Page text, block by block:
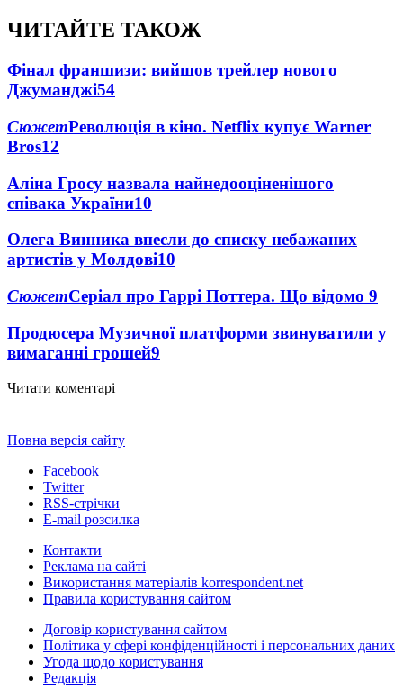
ЧИТАЙТЕ ТАКОЖ
Фінал франшизи: вийшов трейлер нового
Джуманджі54
СюжетРеволюція в кіно. Netflix купує Warner
Bros12
Аліна Гросу назвала найнедооціненішого
співака України10
Олега Винника внесли до списку небажаних
артистів у Молдові10
СюжетСеріал про Гаррі Поттера. Що відомо 9
Продюсера Музичної платформи звинуватили у
вимаганні грошей9
Читати коментарі
Повна версія сайту
Facebook
Twitter
RSS-стрічки
E-mail розсилка
Контакти
Реклама на сайті
Використання матеріалів korrespondent.net
Правила користування сайтом
Договір користування сайтом
Політика у сфері конфіденційності і персональних даних
Угода щодо користування
Редакція